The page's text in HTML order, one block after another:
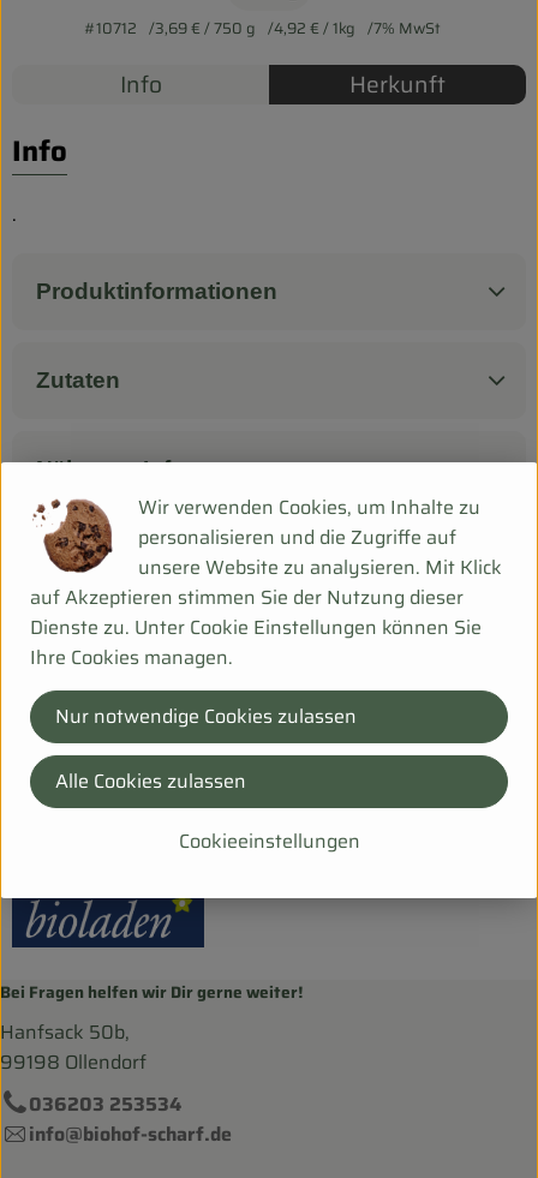
#10712 3,69 €/ 750 g 4,92 €/ 1kg 7% MwSt
Info Herkunft
Info
.
Produktinformationen
Zutaten
Nährwert-Info
Produktdatenblatt
Herkunft
Hersteller: Weiling
DV
Bei Fragen helfen wir Dir gerne weiter!
Hanfsack 50b,
99198 Ollendorf
036203 253534
info@biohof-scharf.de
Wir verwenden Cookies, um Inhalte zu
personalisieren und die Zugriffe auf
unsere Website zu analysieren. Mit Klick
auf Akzeptieren stimmen Sie der Nutzung dieser
Dienste zu. Unter Cookie Einstellungen können Sie
Ihre Cookies managen.
Cookieeinstellungen
Nur notwendige Cookies zulassen
Alle Cookies zulassen